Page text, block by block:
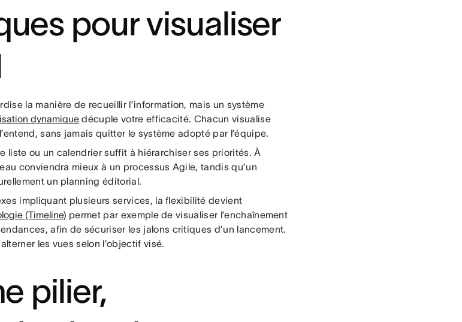
pour visualiser
la manière de recueillir l’information, mais un système
dynamique décuple votre efficacité. Chacun visualise
sans jamais quitter le système adopté par l’équipe.
liste ou un calendrier suffit à hiérarchiser ses priorités. À
conviendra mieux à un processus Agile, tandis qu’un
un planning éditorial.
impliquant plusieurs services, la flexibilité devient
(Timeline) permet par exemple de visualiser l’enchaînement
afin de sécuriser les jalons critiques d’un lancement.
les vues selon l’objectif visé.
pilier,